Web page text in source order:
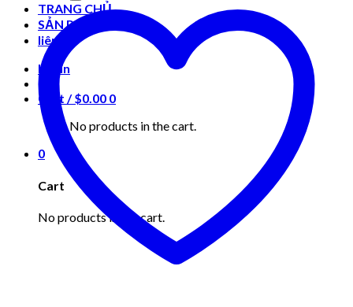
TRANG CHỦ
SẢN PHẨM
liên hệ
Login
Cart /$0.00 0
No products in the cart.
0
Cart
No products in the cart.